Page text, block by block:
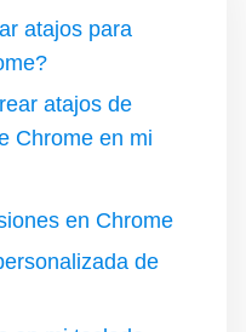
atajos para
atajos de
Chrome en mi
en Chrome
de